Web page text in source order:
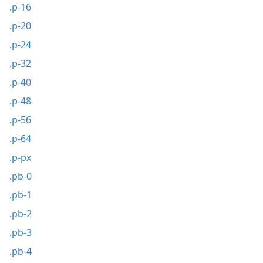
.p-16
.p-20
.p-24
.p-32
.p-40
.p-48
.p-56
.p-64
.p-px
.pb-0
.pb-1
.pb-2
.pb-3
.pb-4